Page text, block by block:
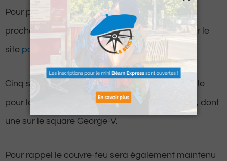
Pour participer à l’évènement du lundi 21 juin
prochain, il faudra en effet réserver sa place sur le
site pau.fr
Cinq scènes ont été montées au centre de la ville
pour la 40ème édition de la Fête de la musique, dont
une sur le square George-V.
Pour rappel le couvre-feu sera également maintenu